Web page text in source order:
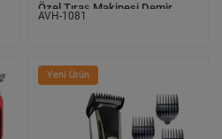
Özel Tıraş Makinesi Demir
Kasa KP-2931
AVH-1081
Yeni Ürün